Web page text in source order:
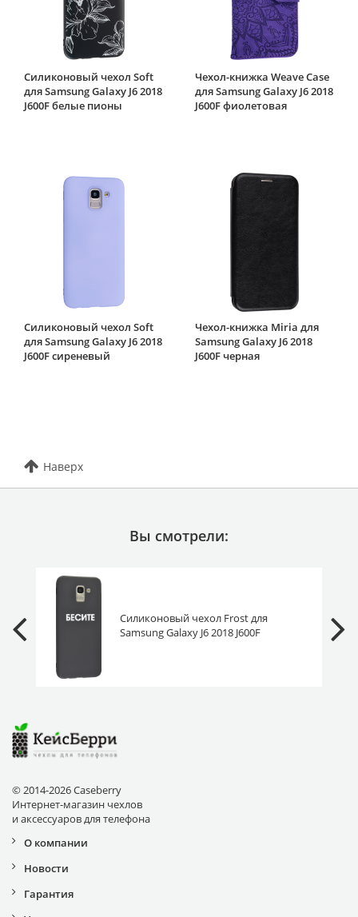
Силиконовый чехол Soft
для Samsung Galaxy J6 2018
J600F белые пионы
Чехол-книжка Weave Case
для Samsung Galaxy J6 2018
J600F фиолетовая
Силиконовый чехол Soft
для Samsung Galaxy J6 2018
J600F сиреневый
Чехол-книжка Miria для
Samsung Galaxy J6 2018
J600F черная
Наверх
Вы смотрели:
Силиконовый чехол Frost для
Samsung Galaxy J6 2018 J600F
© 2014-2026 Caseberry
Интернет-магазин чехлов
и аксессуаров для телефона
О компании
Новости
Гарантия